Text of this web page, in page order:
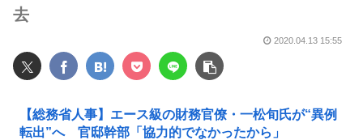
去
2020.04.13 15:55
【総務省人事】エース級の財務官僚・一松旬氏が“異例
転出”へ 官邸幹部「協力的でなかったから」